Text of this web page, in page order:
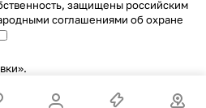
защищены российским
соглашениями об охране